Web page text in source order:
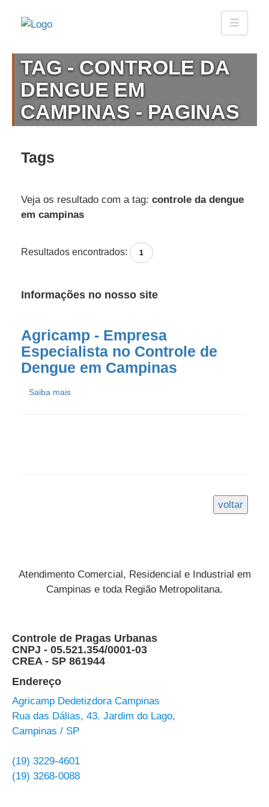
TAG - CONTROLE DA
DENGUE EM
CAMPINAS - PAGINAS
Tags
Veja os resultado com a tag: controle da dengue
em campinas
Resultados encontrados: 1
Informações no nosso site
Agricamp - Empresa
Especialista no Controle de
Dengue em Campinas
Saiba mais
Atendimento Comercial, Residencial e Industrial em
Campinas e toda Região Metropolitana.
Controle de Pragas Urbanas
CNPJ - 05.521.354/0001-03
CREA - SP 861944
Endereço
Agricamp Dedetizdora Campinas
Rua das Dálias, 43. Jardim do Lago,
Campinas / SP
(19) 3229-4601
(19) 3268-0088